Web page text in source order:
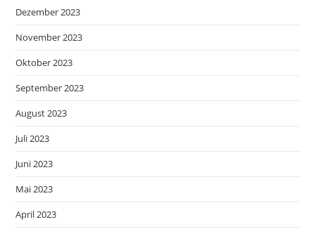
Dezember 2023
November 2023
Oktober 2023
September 2023
August 2023
Juli 2023
Juni 2023
Mai 2023
April 2023